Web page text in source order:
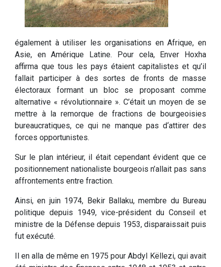
également à utiliser les organisations en Afrique, en
Asie, en Amérique Latine. Pour cela, Enver Hoxha
affirma que tous les pays étaient capitalistes et qu’il
fallait participer à des sortes de fronts de masse
électoraux formant un bloc se proposant comme
alternative « révolutionnaire ». C’était un moyen de se
mettre à la remorque de fractions de bourgeoisies
bureaucratiques, ce qui ne manque pas d‘attirer des
forces opportunistes.
Sur le plan intérieur, il était cependant évident que ce
positionnement nationaliste bourgeois n’allait pas sans
affrontements entre fraction.
Ainsi, en juin 1974, Bekir Ballaku, membre du Bureau
politique depuis 1949, vice-président du Conseil et
ministre de la Défense depuis 1953, disparaissait puis
fut exécuté.
Il en alla de même en 1975 pour Abdyl Këllezi, qui avait